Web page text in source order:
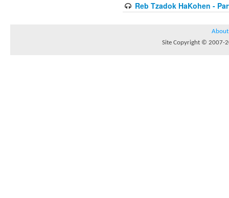
Reb Tzadok HaKohen -
About
Site Copyright © 2007-